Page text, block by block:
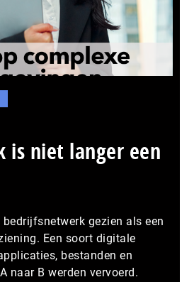
is niet langer een
gezien als een
Een soort digitale
bestanden en
naar B werden vervoerd.